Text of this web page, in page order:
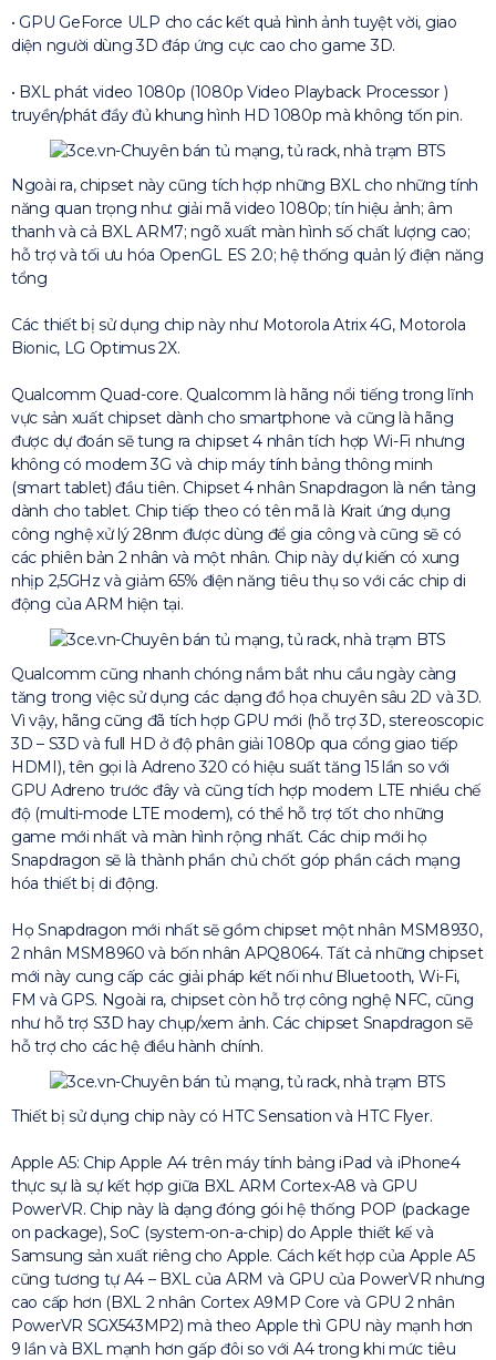
• GPU GeForce ULP cho các kết quả hình ảnh tuyệt vời, giao
diện người dùng 3D đáp ứng cực cao cho game 3D.
• BXL phát video 1080p (1080p Video Playback Processor )
truyền/phát đầy đủ khung hình HD 1080p mà không tốn pin.
Ngoài ra, chipset này cũng tích hợp những BXL cho những tính
năng quan trọng như: giải mã video 1080p; tín hiệu ảnh; âm
thanh và cả BXL ARM7; ngõ xuất màn hình số chất lượng cao;
hỗ trợ và tối ưu hóa OpenGL ES 2.0; hệ thống quản lý điện năng
tổng
Các thiết bị sử dụng chip này như Motorola Atrix 4G, Motorola
Bionic, LG Optimus 2X.
Qualcomm Quad-core. Qualcomm là hãng nổi tiếng trong lĩnh
vực sản xuất chipset dành cho smartphone và cũng là hãng
được dự đoán sẽ tung ra chipset 4 nhân tích hợp Wi-Fi nhưng
không có modem 3G và chip máy tính bảng thông minh
(smart tablet) đầu tiên. Chipset 4 nhân Snapdragon là nền tảng
dành cho tablet. Chip tiếp theo có tên mã là Krait ứng dụng
công nghệ xử lý 28nm được dùng để gia công và cũng sẽ có
các phiên bản 2 nhân và một nhân. Chip này dự kiến có xung
nhịp 2,5GHz và giảm 65% điện năng tiêu thụ so với các chip di
động của ARM hiện tại.
Qualcomm cũng nhanh chóng nắm bắt nhu cầu ngày càng
tăng trong việc sử dụng các dạng đồ họa chuyên sâu 2D và 3D.
Vì vậy, hãng cũng đã tích hợp GPU mới (hỗ trợ 3D, stereoscopic
3D – S3D và full HD ở độ phân giải 1080p qua cổng giao tiếp
HDMI), tên gọi là Adreno 320 có hiệu suất tăng 15 lần so với
GPU Adreno trước đây và cũng tích hợp modem LTE nhiều chế
độ (multi-mode LTE modem), có thể hỗ trợ tốt cho những
game mới nhất và màn hình rộng nhất. Các chip mới họ
Snapdragon sẽ là thành phần chủ chốt góp phần cách mạng
hóa thiết bị di động.
Họ Snapdragon mới nhất sẽ gồm chipset một nhân MSM8930,
2 nhân MSM8960 và bốn nhân APQ8064. Tất cả những chipset
mới này cung cấp các giải pháp kết nối như Bluetooth, Wi-Fi,
FM và GPS. Ngoài ra, chipset còn hỗ trợ công nghệ NFC, cũng
như hỗ trợ S3D hay chụp/xem ảnh. Các chipset Snapdragon sẽ
hỗ trợ cho các hệ điều hành chính.
Thiết bị sử dụng chip này có HTC Sensation và HTC Flyer.
Apple A5: Chip Apple A4 trên máy tính bảng iPad và iPhone4
thực sự là sự kết hợp giữa BXL ARM Cortex-A8 và GPU
PowerVR. Chip này là dạng đóng gói hệ thống POP (package
on package), SoC (system-on-a-chip) do Apple thiết kế và
Samsung sản xuất riêng cho Apple. Cách kết hợp của Apple A5
cũng tương tự A4 – BXL của ARM và GPU của PowerVR nhưng
cao cấp hơn (BXL 2 nhân Cortex A9MP Core và GPU 2 nhân
PowerVR SGX543MP2) mà theo Apple thì GPU này mạnh hơn
9 lần và BXL mạnh hơn gấp đôi so với A4 trong khi mức tiêu